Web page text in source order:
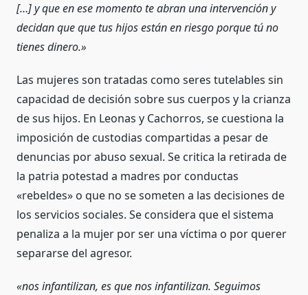
[…] y que en ese momento te abran una intervención y
decidan que que tus hijos están en riesgo porque tú no
tienes dinero.»
Las mujeres son tratadas como seres tutelables sin
capacidad de decisión sobre sus cuerpos y la crianza
de sus hijos. En Leonas y Cachorros, se cuestiona la
imposición de custodias compartidas a pesar de
denuncias por abuso sexual. Se critica la retirada de
la patria potestad a madres por conductas
«rebeldes» o que no se someten a las decisiones de
los servicios sociales. Se considera que el sistema
penaliza a la mujer por ser una víctima o por querer
separarse del agresor.
«nos infantilizan, es que nos infantilizan. Seguimos